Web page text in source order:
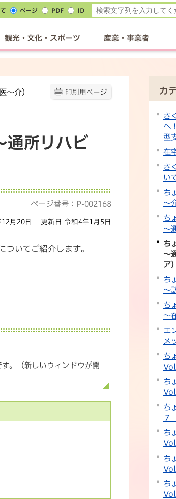
ページ PDF ID
観光・文化・スポーツ 産業・事業者
印刷用ページ
～介）
所リハビ
ページ番号：P-002168
月20日 更新日 令和4年1月5日
いてご紹介します。
。（新しいウィンドウが開
カ
さ
へ
型
在
さ
い
ち
～
ち
～
ち
～
ア
ち
～
ち
～
エ
メ
ち
ち
ち
７
ち
ち
ち